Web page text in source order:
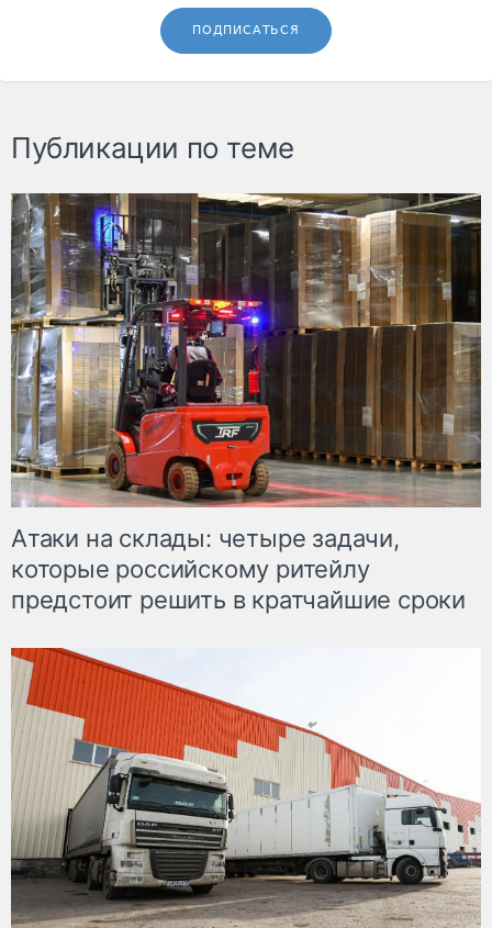
ПОДПИСАТЬСЯ
Публикации по теме
Атаки на склады: четыре задачи,
которые российскому ритейлу
предстоит решить в кратчайшие сроки